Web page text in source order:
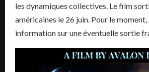
les dynamiques collectives. Le film
américaines le 26 juin. Pour le moment,
information sur une éventuelle sortie